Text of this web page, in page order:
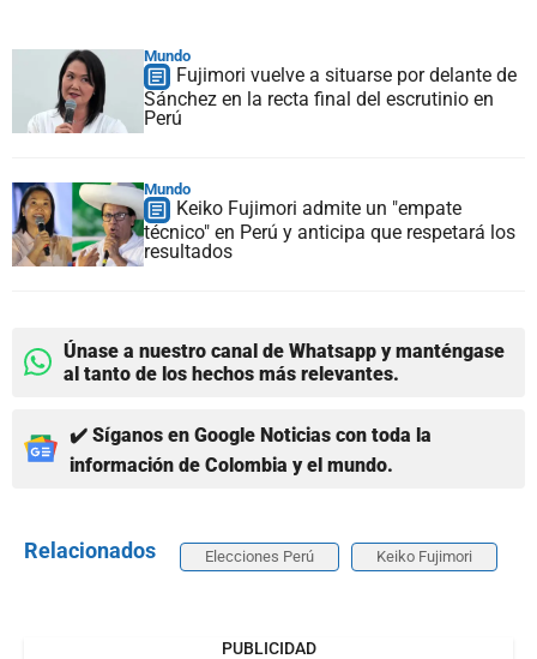
Mundo
Fujimori vuelve a situarse por delante de
Sánchez en la recta final del escrutinio en
Perú
Mundo
Keiko Fujimori admite un "empate
técnico" en Perú y anticipa que respetará los
resultados
Únase a nuestro canal de Whatsapp y manténgase
al tanto de los hechos más relevantes.
✔️ Síganos en Google Noticias con toda la
información de Colombia y el mundo.
Relacionados Elecciones Perú Keiko Fujimori
PUBLICIDAD